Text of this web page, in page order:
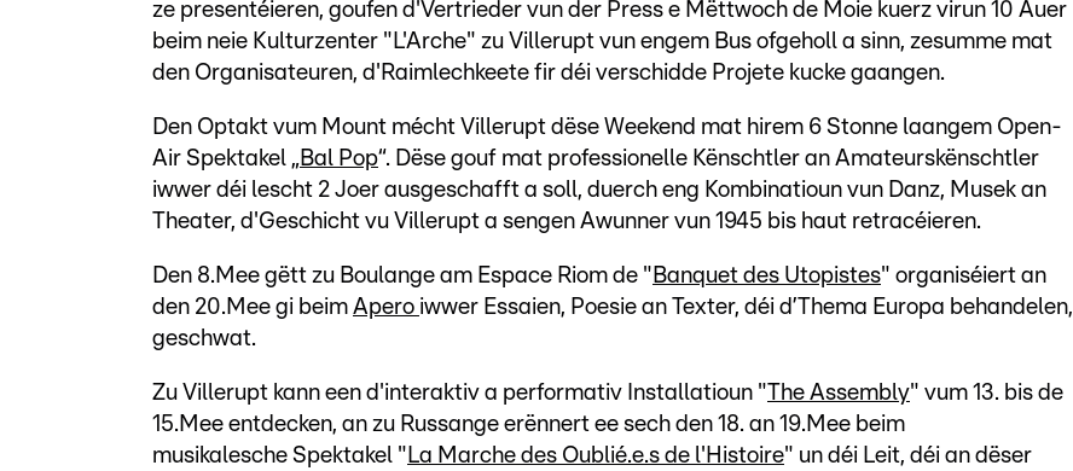
ze presentéieren, goufen d'Vertrieder vun der Press e Mëttwoch de Moie kuerz virun 10 Auer
beim neie Kulturzenter "L'Arche" zu Villerupt vun engem Bus ofgeholl a sinn, zesumme mat
den Organisateuren, d'Raimlechkeete fir déi verschidde Projete kucke gaangen.
Den Optakt vum Mount mécht Villerupt dëse Weekend mat hirem 6 Stonne laangem Open-
Air Spektakel „Bal Pop“. Dëse gouf mat professionelle Kënschtler an Amateurskënschtler
iwwer déi lescht 2 Joer ausgeschafft a soll, duerch eng Kombinatioun vun Danz, Musek an
Theater, d'Geschicht vu Villerupt a sengen Awunner vun 1945 bis haut retracéieren.
Den 8.Mee gëtt zu Boulange am Espace Riom de " Banquet des Utopistes" organiséiert an
den 20.Mee gi beim Apero iwwer Essaien, Poesie an Texter, déi d’Thema Europa behandelen,
geschwat.
Zu Villerupt kann een d'interaktiv a performativ Installatioun "The Assembly" vum 13. bis de
15.Mee entdecken, an zu Russange erënnert ee sech den 18. an 19.Mee beim
musikalesche Spektakel " La Marche des Oublié.e.s de l'Histoire" un déi Leit, déi an dëser